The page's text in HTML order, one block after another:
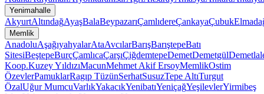
Yenimahalle
AkyurtAltındağAyaşBalaBeypazarıÇamlıdereÇankayaÇubuk
Memlik
AnadoluAşağıyahyalarAtaAvcılarBarışBarıştepeBatı
SitesiBeştepeBurçÇamlıcaÇarşıÇiğdemtepeDemetDemetgül
Koop.Kuzey YıldızıMacunMehmet Akif ErsoyMemlikOstim
ÖzevlerPamuklarRagıp TüzünSerhatSusuzTepe AltıTurgut
ÖzalUğur MumcuVarlıkYakacıkYenibatıYeniçağYeşilevlerYirmibeş